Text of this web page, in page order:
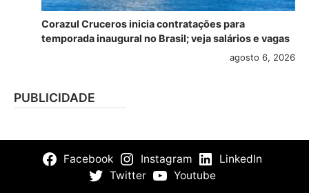
Corazul Cruceros inicia contratações para
temporada inaugural no Brasil; veja salários e vagas
agosto 6, 2026
PUBLICIDADE
Facebook Instagram
LinkedIn
Twitter
Youtube